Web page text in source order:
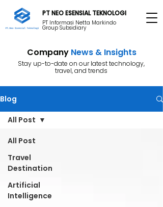
PT Informasi Netta Markindo
Group Subsidiary
PT NEO ESENSIAL TEKNOLOGI
Company News & Insights
Stay up-to-date on our latest technology,
travel, and trends
Blog
All Post
Travel
Destination
Artificial
Intelligence
All Post